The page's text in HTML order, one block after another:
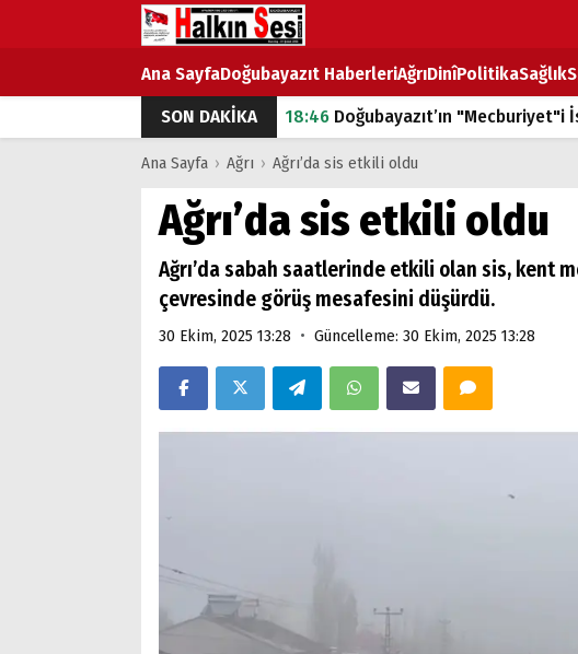
Ana SayfaDoğubayazıt HaberleriAğrıDinîPolitikaSağlık
SON DAKİKA
18:46 Doğubayazıt’ın "Mecburiyet"i
07:53Doğubayazıt’ta Ekmek
07:16Doğubayazıt'ta çocukların
07:00DEVLET ve HÜKÜMET
18:29ÇARŞI CADDESİ YAZ BOZ
Ana Sayfa › Ağrı › Ağrı’da sis etkili oldu
Ağrı’da sis etkili oldu
Ağrı’da sabah saatlerinde etkili olan sis, kent
çevresinde görüş mesafesini düşürdü.
30 Ekim, 2025 13:28 • Güncelleme: 30 Ekim, 2025 13:28